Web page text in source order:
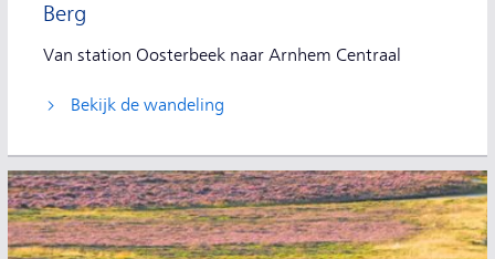
Berg
Van station Oosterbeek naar Arnhem Centraal
Bekijk de wandeling